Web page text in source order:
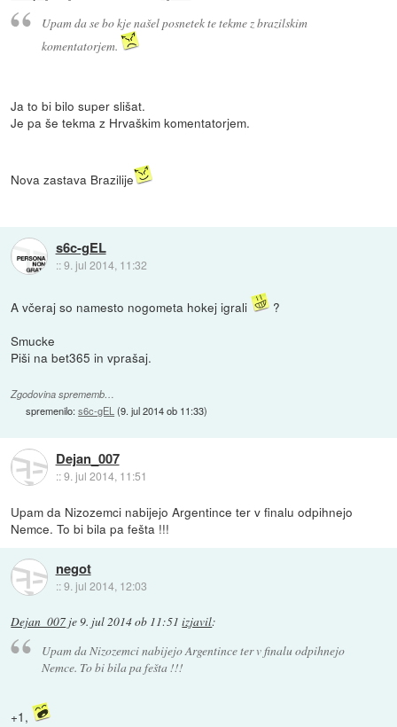
Upam da se bo kje našel posnetek te tekme z brazilskim
komentatorjem.
Ja to bi bilo super slišat.
Je pa še tekma z Hrvaškim komentatorjem.
Nova zastava Brazilije
s6c-gEL
::9. jul 2014, 11:32
A včeraj so namesto nogometa hokej igrali
?
Smucke
Piši na bet365 in vprašaj.
Zgodovina sprememb…
spremenilo:s6c-gEL (9. jul 2014 ob 11:33)
Dejan_007
::9. jul 2014, 11:51
Upam da Nizozemci nabijejo Argentince ter v finalu odpihnejo
Nemce. To bi bila pa fešta !!!
negot
::9. jul 2014, 12:03
Dejan_007 je9. jul 2014 ob 11:51 izjavil:
Upam da Nizozemci nabijejo Argentince ter v finalu odpihnejo
Nemce. To bi bila pa fešta !!!
+1,